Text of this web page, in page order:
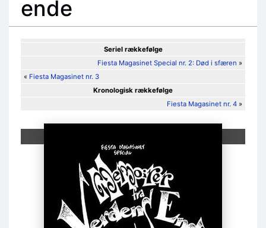
ende
Seriel rækkefølge
Fiesta Magasinet Special nr. 2: Død i sfæren »
« Fiesta Magasinet nr. 3
Kronologisk rækkefølge
Fiesta Magasinet nr. 4 »